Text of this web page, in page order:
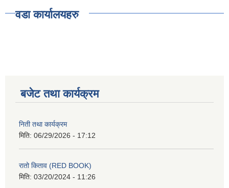
वडा कार्यालयहरु
बजेट तथा कार्यक्रम
निती तथा कार्यक्रम
मिति: 06/29/2026 - 17:12
रातो किताव (RED BOOK)
मिति: 03/20/2024 - 11:26